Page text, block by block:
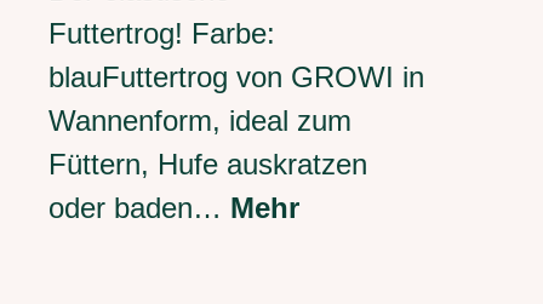
Futtertrog! Farbe:
blauFuttertrog von GROWI in
Wannenform, ideal zum
Füttern, Hufe auskratzen
oder baden… Mehr